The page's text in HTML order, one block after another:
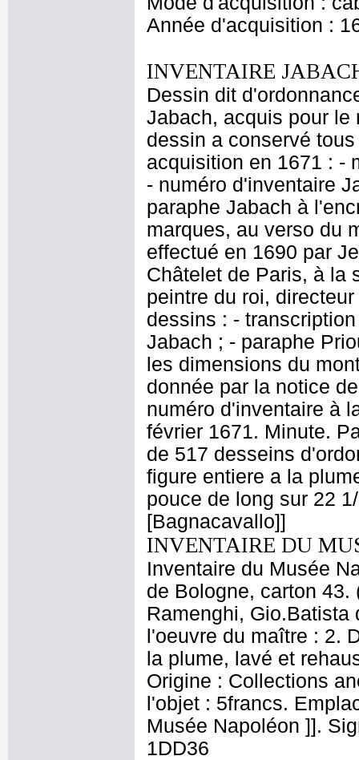
Année d'acquisition :
INVENTAIRE
Dessin dit
Jabach, acquis pour le
dessin a conservé
acquisition en 1671 : -
- numéro d'inventaire
paraphe Jabach à
marques, au verso du
effectué en 1690 par
Châtelet de Paris, à la
peintre du roi,
dessins : -
Jabach ; - paraphe
les dimensions du
donnée par la notice
numéro d'inventaire à
février 1671. Minute.
de 517 desseins
figure entiere a la
pouce de long sur 22
[Bagnacavallo]]
INVENTAIRE DU
Inventaire du Musée
de Bologne, carton 43.
Ramenghi, Gio.Batista
l'oeuvre du maître : 2.
la plume, lavé et
Origine : Collections
l'objet : 5francs.
Musée Napoléon ]].
1DD36